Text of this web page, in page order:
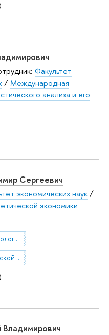
Факультет
/Международная
анализа и его
Сергеевич
экономических наук/
экономики
философия и методология экономической науки
история экономической науки